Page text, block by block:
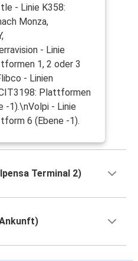
- Linie K358:
Monza,
- Linie
1, 2 oder 3
- Linien
Plattformen
-1).\nVolpi - Linie
6 (Ebene -1).
Terminal 2)